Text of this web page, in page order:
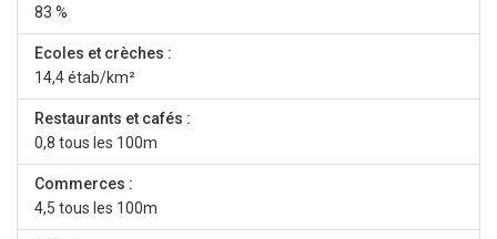
83 %
Ecoles et crèches :
14,4 étab/km²
Restaurants et cafés :
0,8 tous les 100m
Commerces :
4,5 tous les 100m